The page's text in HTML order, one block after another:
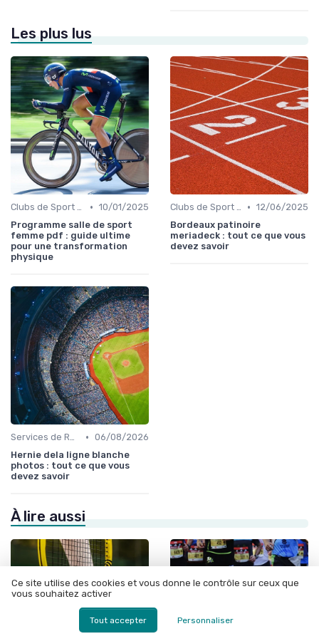
Les plus lus
Clubs de Sport et Salles de Gym • 10/01/2025
Programme salle de sport
femme pdf : guide ultime
pour une transformation
physique
Clubs de Sport et Salles de Gym • 12/06/2025
Bordeaux patinoire
meriadeck : tout ce que vous
devez savoir
Services de Récupération et Physiothérapie • 06/08/2026
Hernie dela ligne blanche
photos : tout ce que vous
devez savoir
À lire aussi
Ce site utilise des cookies et vous donne le contrôle sur ceux que
vous souhaitez activer
Tout accepter Personnaliser